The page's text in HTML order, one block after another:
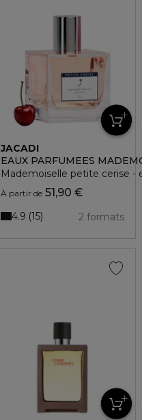
JACADI
EAUX PARFUMEES
Mademoiselle petite cerise -
À partir de51,90 €
2 formats
4.9 15